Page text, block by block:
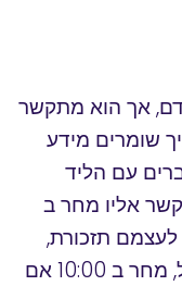
אך הוא מתקשר
שומרים מידע
עם הליד
אליו מחר ב
לעצמם תזכורת,
כנראה שזה מה שקורה אצלכם. אבל, מחר ב 10:00 אם